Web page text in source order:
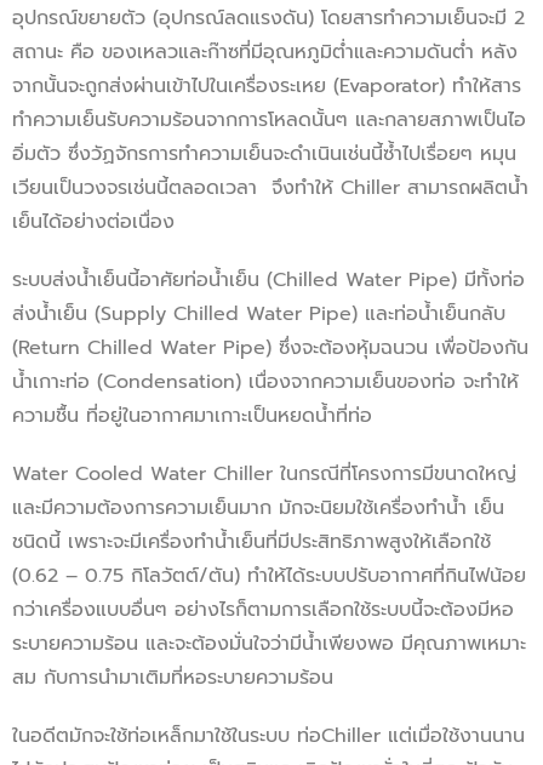
อุปกรณ์ขยายตัว (อุปกรณ์ลดแรงดัน) โดยสารทำความเย็นจะมี 2
สถานะ คือ ของเหลวและก๊าซที่มีอุณหภูมิต่ำและความดันต่ำ หลัง
จากนั้นจะถูกส่งผ่านเข้าไปในเครื่องระเหย (Evaporator) ทำให้สาร
ทำความเย็นรับความร้อนจากการโหลดนั้นๆ และกลายสภาพเป็นไอ
อิ่มตัว ซึ่งวัฏจักรการทำความเย็นจะดำเนินเช่นนี้ซ้ำไปเรื่อยๆ หมุน
เวียนเป็นวงจรเช่นนี้ตลอดเวลา จึงทำให้ Chiller สามารถผลิตน้ำ
เย็นได้อย่างต่อเนื่อง
ระบบส่งน้ำเย็นนี้อาศัยท่อน้ำเย็น (Chilled Water Pipe) มีทั้งท่อ
ส่งน้ำเย็น (Supply Chilled Water Pipe) และท่อน้ำเย็นกลับ
(Return Chilled Water Pipe) ซึ่งจะต้องหุ้มฉนวน เพื่อป้องกัน
น้ำเกาะท่อ (Condensation) เนื่องจากความเย็นของท่อ จะทำให้
ความชื้น ที่อยู่ในอากาศมาเกาะเป็นหยดน้ำที่ท่อ
Water Cooled Water Chiller ในกรณีที่โครงการมีขนาดใหญ่
และมีความต้องการความเย็นมาก มักจะนิยมใช้เครื่องทำน้ำ เย็น
ชนิดนี้ เพราะจะมีเครื่องทำน้ำเย็นที่มีประสิทธิภาพสูงให้เลือกใช้
(0.62 – 0.75 กิโลวัตต์/ตัน) ทำให้ได้ระบบปรับอากาศที่กินไฟน้อย
กว่าเครื่องแบบอื่นๆ อย่างไรก็ตามการเลือกใช้ระบบนี้จะต้องมีหอ
ระบายความร้อน และจะต้องมั่นใจว่ามีน้ำเพียงพอ มีคุณภาพเหมาะ
สม กับการนำมาเติมที่หอระบายความร้อน
ในอดีตมักจะใช้ท่อเหล็กมาใช้ในระบบ ท่อChiller แต่เมื่อใช้งานนาน